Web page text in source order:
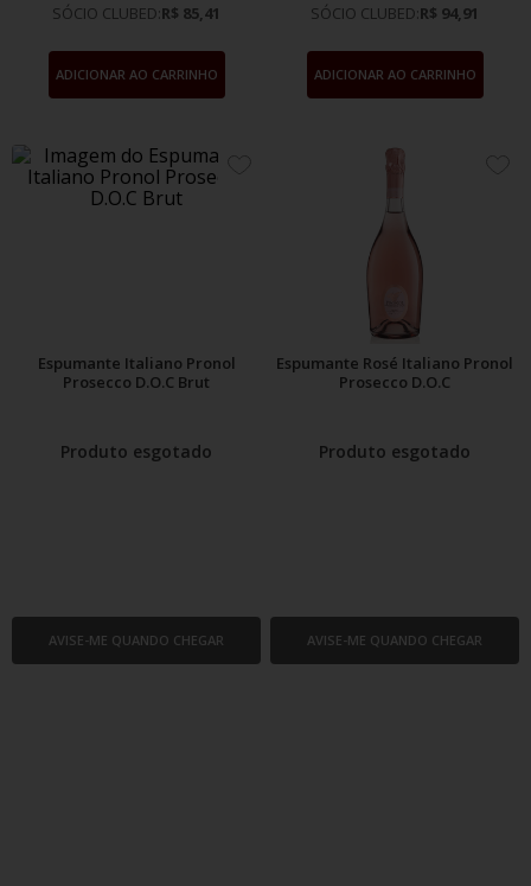
SÓCIO CLUBED:R$ 85,41
ADICIONAR AO CARRINHO
SÓCIO CLUBED:R$ 94,91
ADICIONAR AO CARRINHO
Espumante Italiano Pronol
Prosecco D.O.C Brut
Produto esgotado
AVISE-ME QUANDO CHEGAR
Espumante Rosé Italiano Pronol
Prosecco D.O.C
Produto esgotado
AVISE-ME QUANDO CHEGAR